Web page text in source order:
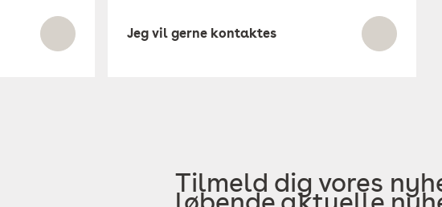
Jeg vil gerne kontaktes
Tilmeld dig vores